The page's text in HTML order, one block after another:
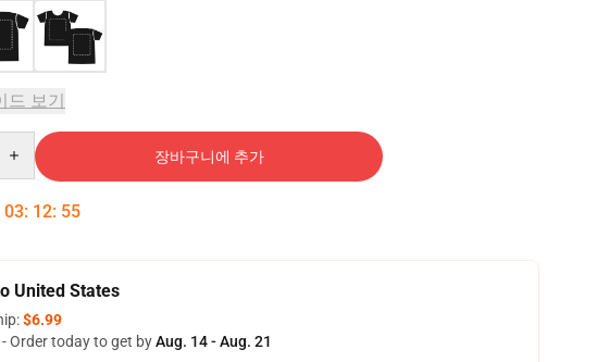
드 보기
장바구니에 추가
03: 12: 54
United States
$6.99
Order today to get byAug. 14 - Aug. 21